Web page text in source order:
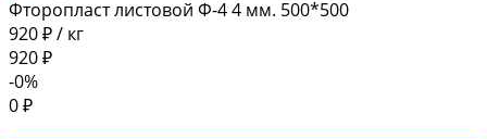
Фторопласт листовой Ф-4 4 мм. 500*500
920 ₽/ кг
920 ₽
-0%
0 ₽